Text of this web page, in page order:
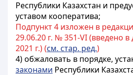
Республики Казахстан и
уставом кооператива;
Подпункт 4 изложен в
29.06.20 г. № 351-VI (введено
2021 г.) (см. стар. ред.)
4) обжаловать в порядке,
законами Республики